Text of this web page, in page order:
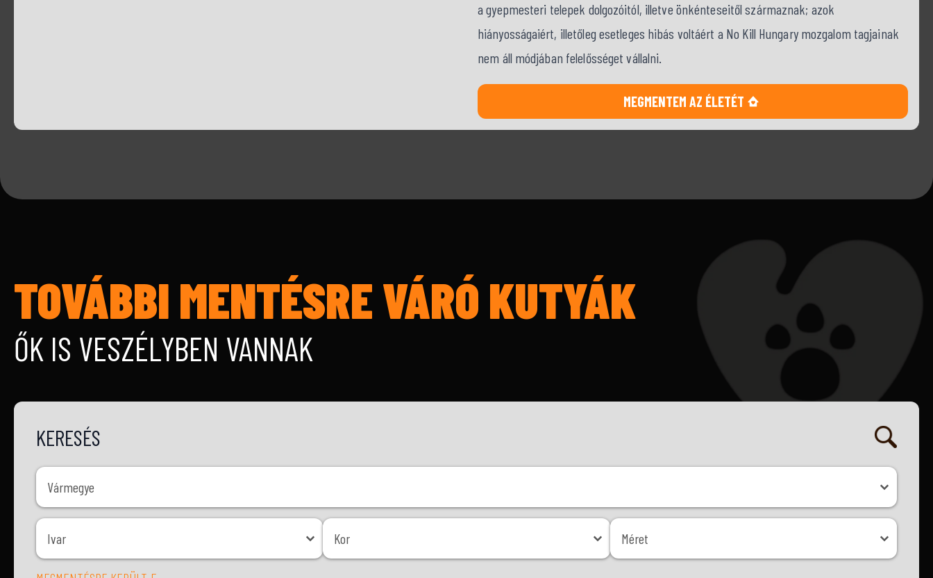
a gyepmesteri telepek dolgozóitól, illetve önkénteseitől származnak; azok
hiányosságaiért, illetőleg esetleges hibás voltáért a No Kill Hungary mozgalom tagjainak
nem áll módjában felelősséget vállalni.
MEGMENTEM AZ ÉLETÉT
TOVÁBBI MENTÉSRE VÁRÓ KUTYÁK
ŐK IS VESZÉLYBEN VANNAK
KERESÉS
Vármegye
Vármegye
Ivar
Ivar
Kor
Kor
Méret
Méret